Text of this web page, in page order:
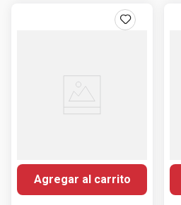
Agregar al carrito